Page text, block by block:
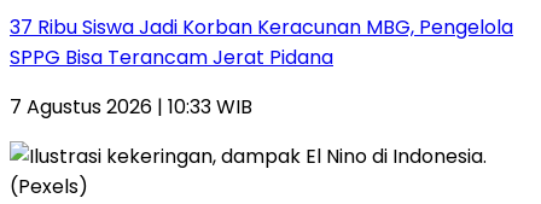
37 Ribu Siswa Jadi Korban Keracunan MBG, Pengelola
SPPG Bisa Terancam Jerat Pidana
7 Agustus 2026 | 10:33 WIB